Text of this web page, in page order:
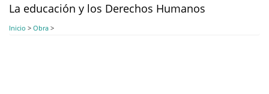
La educación y los Derechos Humanos
Inicio > Obra >